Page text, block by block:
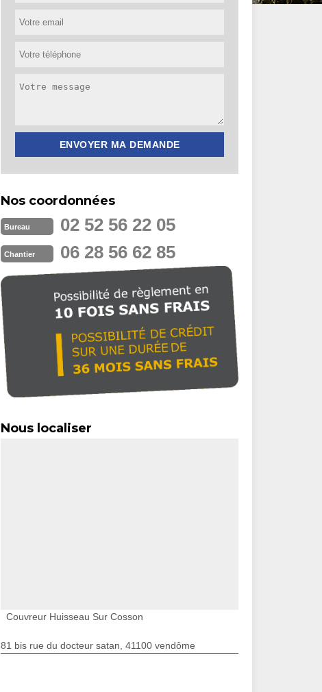
Nos coordonnées
Bureau 02 52 56 22 05
Chantier 06 28 56 62 85
Nous localiser
Couvreur Huisseau Sur Cosson
81 bis rue du docteur satan, 41100 vendôme